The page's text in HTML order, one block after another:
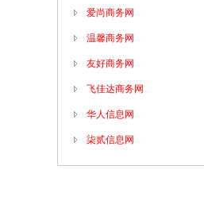
爱尚商务网
温馨商务网
友好商务网
飞佳达商务网
华人信息网
柒贰信息网